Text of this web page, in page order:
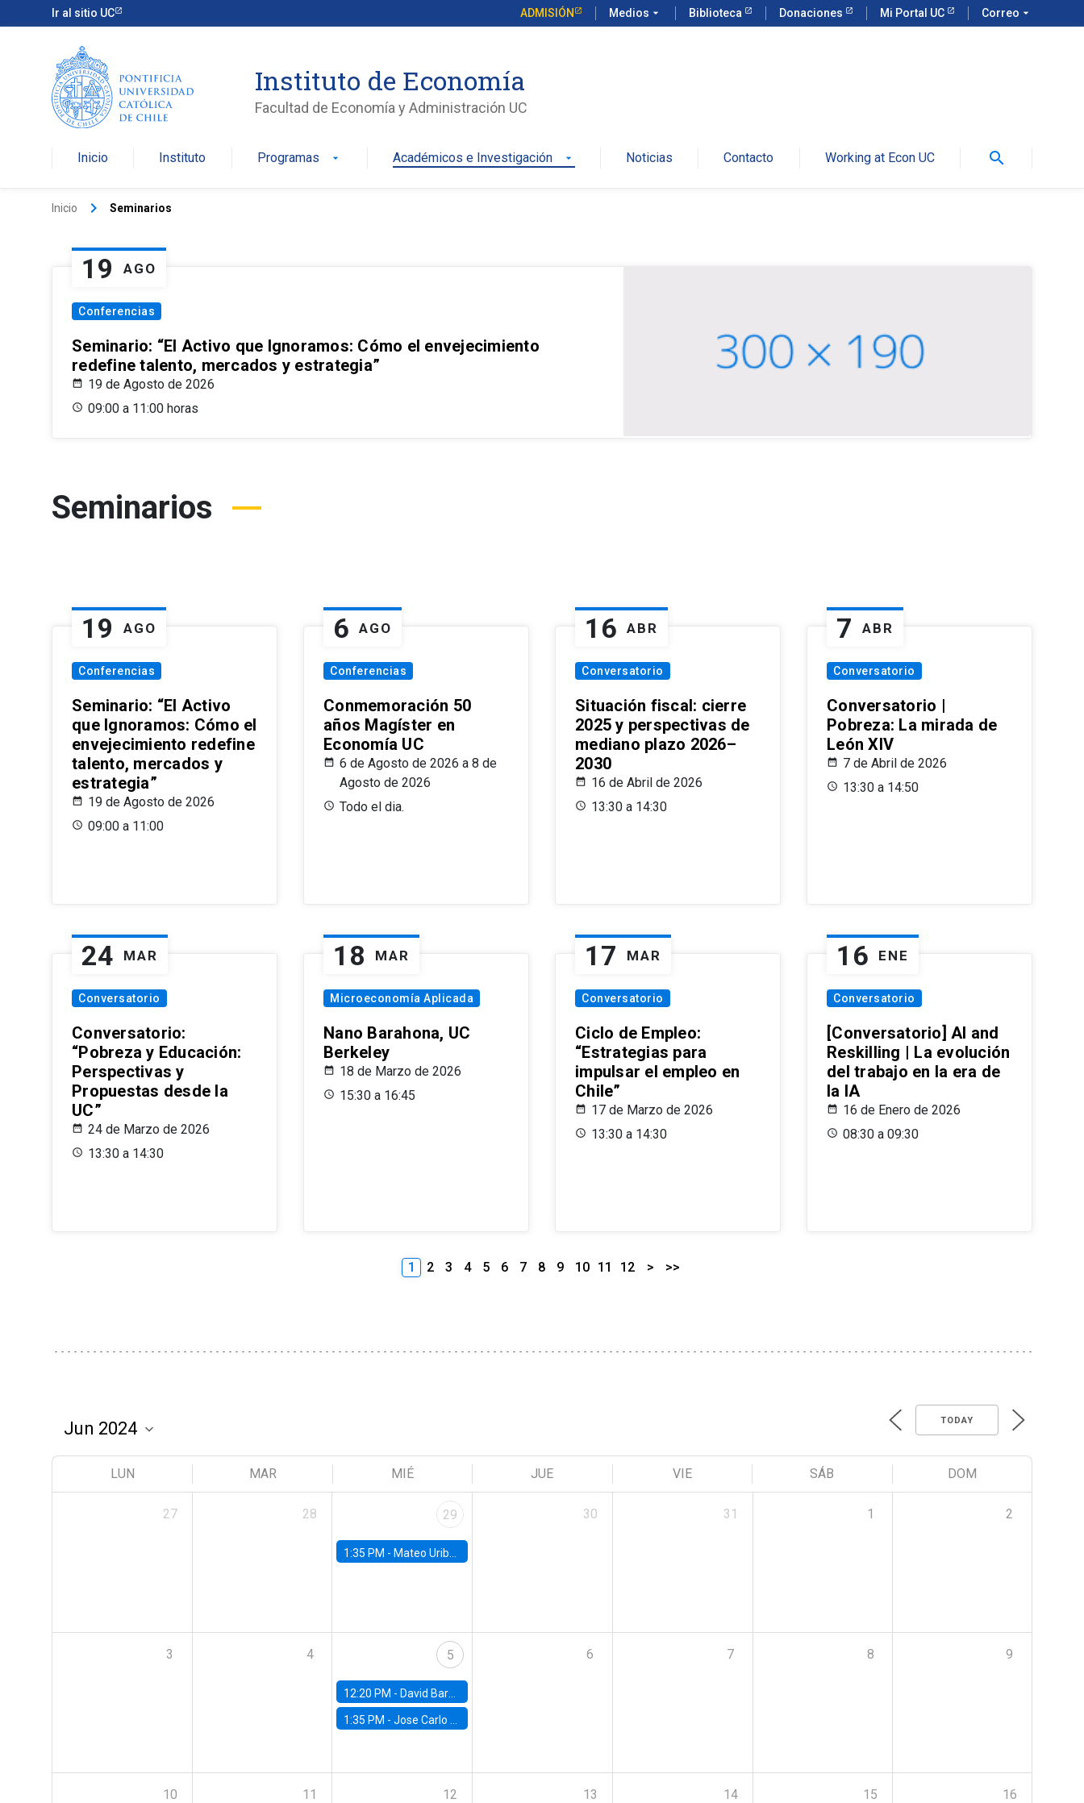
Ir al sitio UC ADMISIÓN Medios arrow_drop_down Biblioteca Donaciones Mi Portal UC Correo arrow_drop_down
Instituto de Economía
Facultad de Economía y Administración UC
Inicio Instituto Programas arrow_drop_down Académicos e Investigación arrow_drop_down Noticias Contacto Working at Econ UC search
Inicio keyboard_arrow_right Seminarios
19 AGO
Conferencias
Seminario: “El Activo que Ignoramos: Cómo el envejecimiento
redefine talento, mercados y estrategia”
19 de Agosto de 2026
09:00 a 11:00 horas
Seminarios
19 AGO
Conferencias
Seminario: “El Activo
que Ignoramos: Cómo el
envejecimiento redefine
talento, mercados y
estrategia”
19 de Agosto de 2026
09:00 a 11:00
6 AGO
Conferencias
Conmemoración 50
años Magíster en
Economía UC
6 de Agosto de 2026 a 8 de
Agosto de 2026
Todo el dia.
16 ABR
Conversatorio
Situación fiscal: cierre
2025 y perspectivas de
mediano plazo 2026–
2030
16 de Abril de 2026
13:30 a 14:30
7 ABR
Conversatorio
Conversatorio |
Pobreza: La mirada de
León XIV
7 de Abril de 2026
13:30 a 14:50
24 MAR
Conversatorio
Conversatorio:
“Pobreza y Educación:
Perspectivas y
Propuestas desde la
UC”
24 de Marzo de 2026
13:30 a 14:30
18 MAR
Microeconomía Aplicada
Nano Barahona, UC
Berkeley
18 de Marzo de 2026
15:30 a 16:45
17 MAR
Conversatorio
Ciclo de Empleo:
“Estrategias para
impulsar el empleo en
Chile”
17 de Marzo de 2026
13:30 a 14:30
16 ENE
Conversatorio
[Conversatorio] AI and
Reskilling | La evolución
del trabajo en la era de
la IA
16 de Enero de 2026
08:30 a 09:30
1 2 3 4 5 6 7 8 9 10 11 12 > >>
TODAY
LUN MAR MIÉ JUE VIE SÁB DOM
27 28 29
1:35 PM - Mateo Uribe-Castro, Universidad de los Andes (Colombia)
30 31 1 2
3 4 5
12:20 PM - David Bardey, Universidad de los Andes - CEDE
1:35 PM -Jose Carlo Bermudez, UC (ME) & World Bank
6 7 8 9
10 11 12 13 14 15 16